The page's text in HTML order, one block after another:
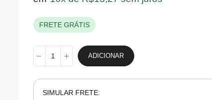
FRETE GRÁTIS
ADICIONAR
SIMULAR FRETE: